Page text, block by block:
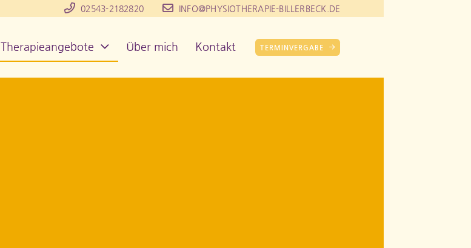
02543-2182820 INFO@PHYSIOTHERAPIE-BILLERBECK.DE
Therapieangebote Über mich Kontakt TERMINVERGABE